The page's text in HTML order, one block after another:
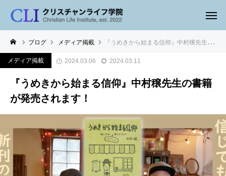
ブログ メディア掲載 『うめきから始まる信仰』中村穣先生の書籍が発売されます！
メディア掲載 2024.03.06 2024.03.11
『うめきから始まる信仰』中村穣先生の書籍
が発売されます！